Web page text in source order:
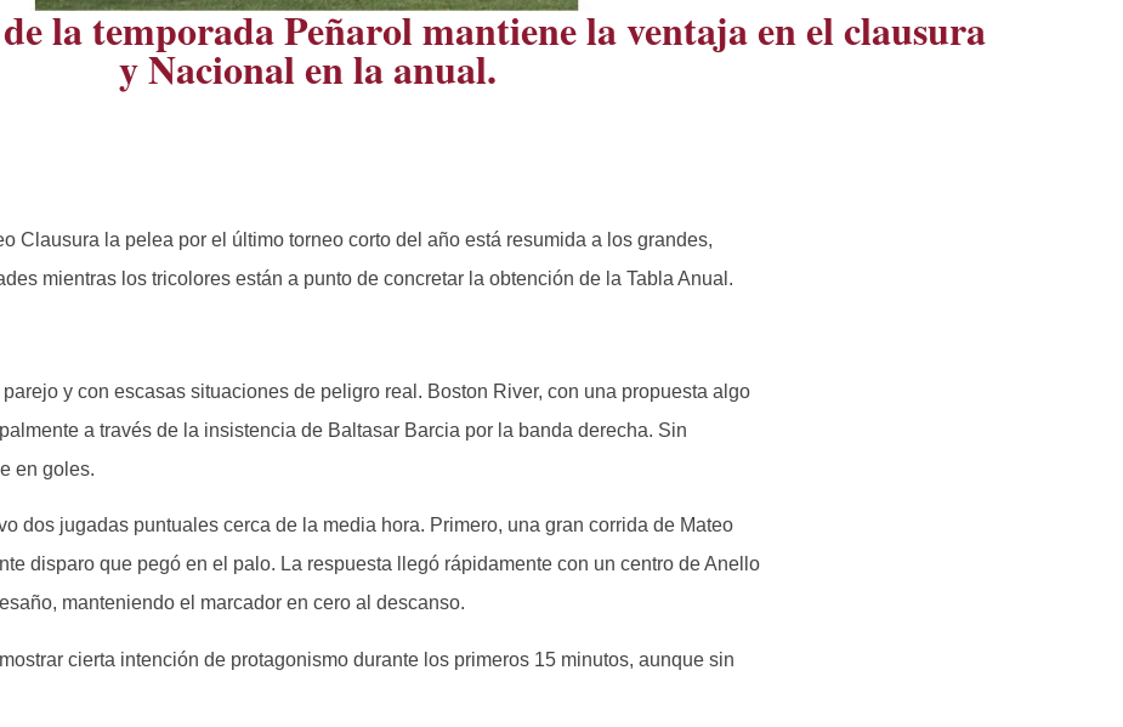
la temporada Peñarol mantiene la ventaja en el clausura
y Nacional en la anual.
Clausura la pelea por el último torneo corto del año está resumida a los grandes,
mientras los tricolores están a punto de concretar la obtención de la Tabla Anual.
y con escasas situaciones de peligro real. Boston River, con una propuesta algo
a través de la insistencia de Baltasar Barcia por la banda derecha. Sin
en goles.
dos jugadas puntuales cerca de la media hora. Primero, una gran corrida de Mateo
disparo que pegó en el palo. La respuesta llegó rápidamente con un centro de Anello
manteniendo el marcador en cero al descanso.
cierta intención de protagonismo durante los primeros 15 minutos, aunque sin